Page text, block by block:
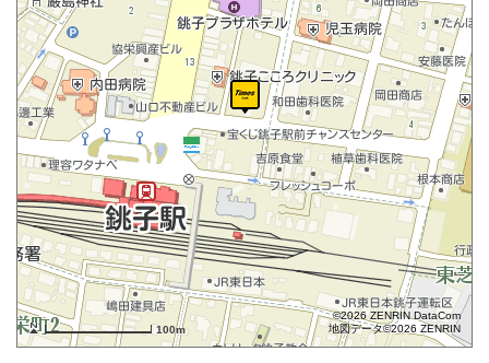
100m
©2026 ZENRIN DataCom
地図データ©2026 ZENRIN